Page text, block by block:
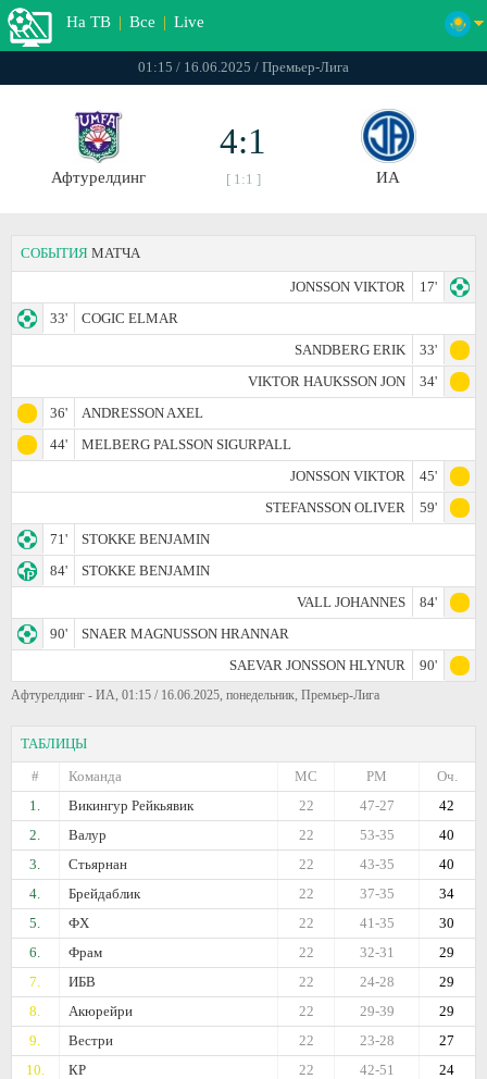
На ТВ | Все | Live
01:15 / 16.06.2025 / Премьер-Лига
Афтурелдинг
4:1
[ 1:1 ] ИА
СОБЫТИЯ МАТЧА
JONSSON VIKTOR
17'
33'
COGIC ELMAR
SANDBERG ERIK
33'
VIKTOR HAUKSSON JON
34'
36'
ANDRESSON AXEL
44'
MELBERG PALSSON SIGURPALL
JONSSON VIKTOR
45'
STEFANSSON OLIVER
59'
71'
STOKKE BENJAMIN
84'
STOKKE BENJAMIN
VALL JOHANNES
84'
90'
SNAER MAGNUSSON HRANNAR
SAEVAR JONSSON HLYNUR
90'
Афтурелдинг - ИА, 01:15 / 16.06.2025, понедельник, Премьер-Лига
ТАБЛИЦЫ
#
Команда Оч.
РМ
МС
1.
Викингур Рейкьявик 42
47-27
22
2.
Валур 40
53-35
22
3.
Стьярнан 40
43-35
22
4.
Брейдаблик 34
37-35
22
5.
ФХ 30
41-35
22
6.
Фрам 29
32-31
22
7.
ИБВ 29
24-28
22
8.
Акюрейри 29
29-39
22
9.
Вестри 27
23-28
22
10.
КР 24
42-51
22